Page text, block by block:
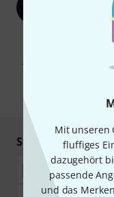
Mit unseren
fluffiges
dazugehört
passende
und das
Mit Klick auf „Jetzt
Werbung und einer
Abmeldung ist jederzeit
Sicher einkaufen